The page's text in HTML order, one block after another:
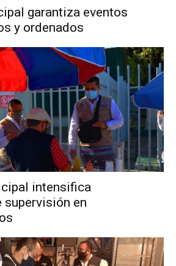
garantiza eventos
y ordenados
intensifica
en